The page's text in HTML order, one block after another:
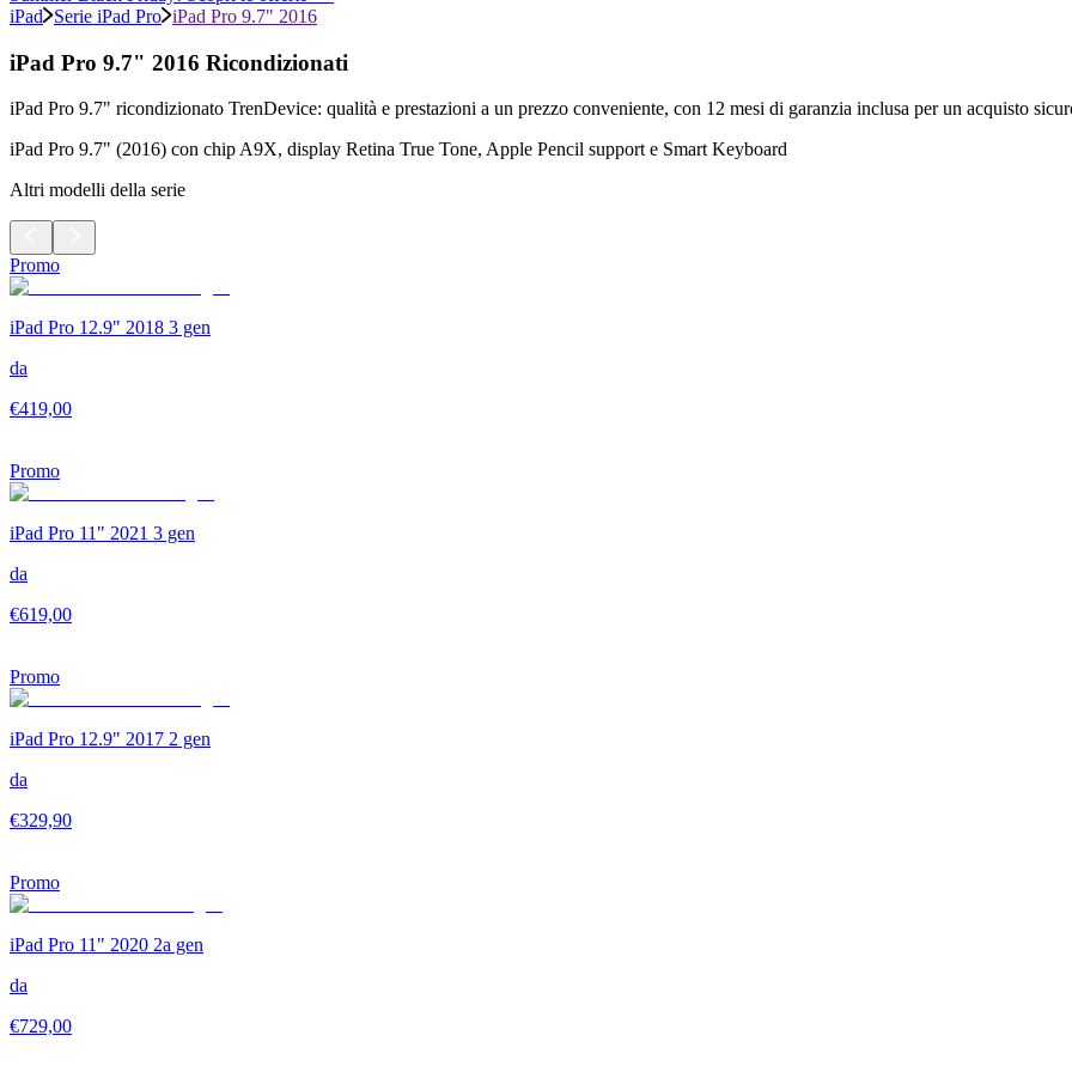
iPad
Serie iPad Pro iPad Pro 9.7" 2016
iPad Pro 9.7" 2016 Ricondizionati
iPad Pro 9.7" ricondizionato TrenDevice: qualità e prestazioni a un prezzo conveniente, con 12 mesi di garanzia inclusa per un acquisto
iPad Pro 9.7" (2016) con chip A9X, display Retina True Tone, Apple Pencil support e Smart Keyboard
Altri modelli della serie
Promo
iPad Pro 12.9" 2018 3 gen
da
€419,00
Promo
iPad Pro 11" 2021 3 gen
da
€619,00
Promo
iPad Pro 12.9" 2017 2 gen
da
€329,90
Promo
iPad Pro 11" 2020 2a gen
da
€729,00